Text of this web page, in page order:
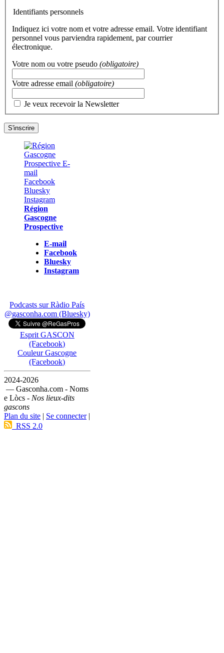
Identifiants personnels
Indiquez ici votre nom et votre adresse email. Votre identifiant
personnel vous parviendra rapidement, par courrier
électronique.
Votre nom ou votre pseudo (obligatoire)
Votre adresse email (obligatoire)
Je veux recevoir la Newsletter
Région
Gascogne
Prospective
E-mail
Facebook
Bluesky
Instagram
Podcasts sur Ràdio País
@gasconha.com (Bluesky)
Esprit GASCON
(Facebook)
Couleur Gascogne
(Facebook)
2024-2026
— Gasconha.com - Noms
e Lòcs - Nos lieux-dits
gascons
Plan du site | Se connecter|
RSS 2.0